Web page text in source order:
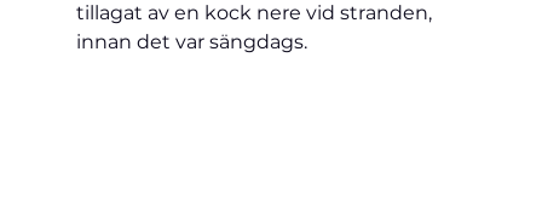
tillagat av en kock nere vid stranden,
innan det var sängdags.